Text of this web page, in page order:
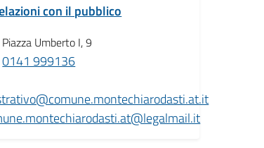
con il pubblico
Piazza Umberto I, 9
0141 999136